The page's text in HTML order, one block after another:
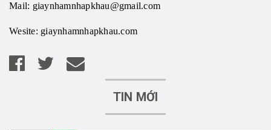
Mail: giaynhamnhapkhau@gmail.com
Wesite: giaynhamnhapkhau.com
TIN MỚI